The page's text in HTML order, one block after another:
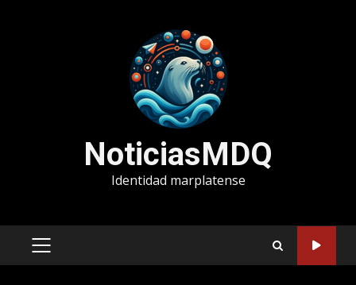
NoticiasMDQ
Identidad marplatense
MENÚ